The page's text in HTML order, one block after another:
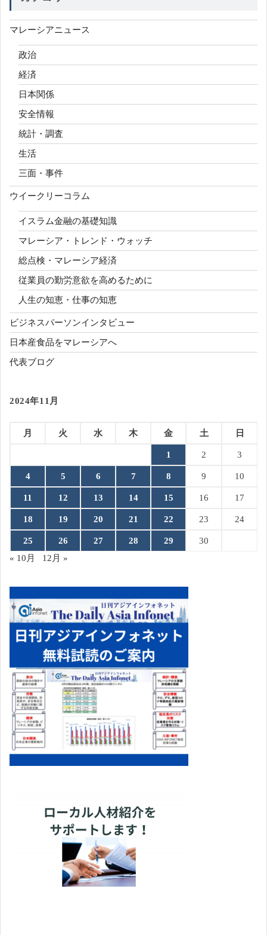
マレーシアニュース
政治
経済
日本関係
安全情報
統計・調査
生活
三面・事件
ウイークリーコラム
イスラム金融の基礎知識
マレーシア・トレンド・ウォッチ
総点検・マレーシア経済
従業員の勤労意欲を高めるために
人生の知恵・仕事の知恵
ビジネスパーソンインタビュー
日本産食品をマレーシアへ
代表ブログ
2024年11月
月 火 水 木 金 土 日
1 2 3
4 5 6 7 8 9 10
11 12 13 14 15 16 17
18 19 20 21 22 23 24
25 26 27 28 29
30
« 10月
12月 »